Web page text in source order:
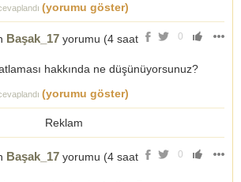
(yorumu göster)
0
Başak_17 yorumu (4 saat
hakkında ne düşünüyorsunuz?
(yorumu göster)
Reklam
0
Başak_17 yorumu (4 saat